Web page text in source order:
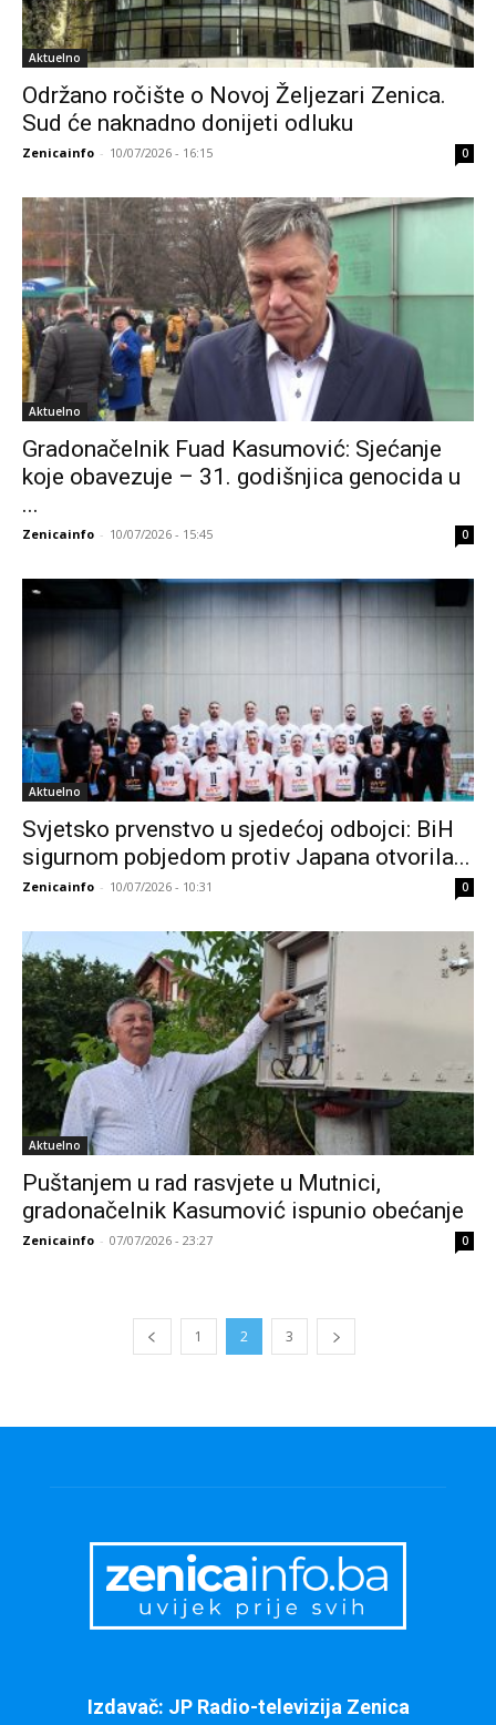
Aktuelno
Održano ročište o Novoj Željezari Zenica.
Sud će naknadno donijeti odluku
Zenicainfo - 10/07/2026 - 16:15 0
Aktuelno
Gradonačelnik Fuad Kasumović: Sjećanje
koje obavezuje – 31. godišnjica genocida u
...
Zenicainfo - 10/07/2026 - 15:45 0
Aktuelno
Svjetsko prvenstvo u sjedećoj odbojci: BiH
sigurnom pobjedom protiv Japana otvorila...
Zenicainfo - 10/07/2026 - 10:31 0
Aktuelno
Puštanjem u rad rasvjete u Mutnici,
gradonačelnik Kasumović ispunio obećanje
Zenicainfo - 07/07/2026 - 23:27 0
1 2 3
Izdavač: JP Radio-televizija Zenica